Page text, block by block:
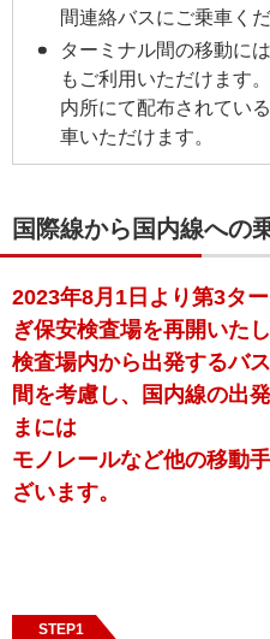
間連絡バスにご乗車くだ
ターミナル間の移動に
もご利用いただけます
内所にて配布されてい
車いただけます。
国際線から国内線への
2023年8月1日より第3タ
ぎ保安検査場を再開いたし
検査場内から出発するバ
間を考慮し、国内線の出
まには
モノレールなど他の移動
ざいます。
STEP1